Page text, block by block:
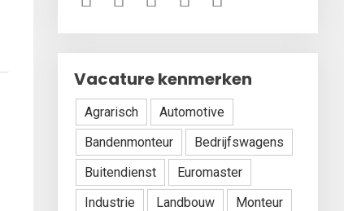
Vacature kenmerken
Agrarisch
Automotive
Bandenmonteur
Bedrijfswagens
Buitendienst
Euromaster
Industrie
Landbouw
Monteur